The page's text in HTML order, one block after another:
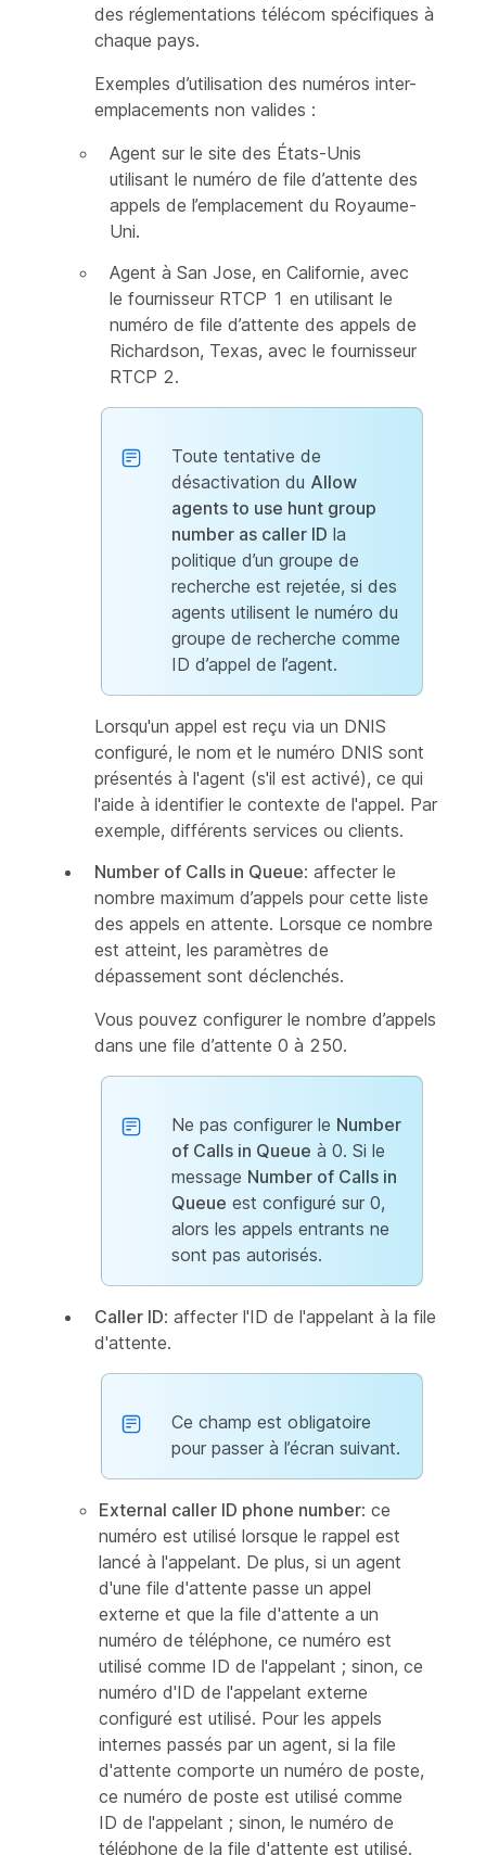
des réglementations télécom spécifiques à
chaque pays.
Exemples d’utilisation des numéros inter-
emplacements non valides :
Agent sur le site des États-Unis
utilisant le numéro de file d’attente des
appels de l’emplacement du Royaume-
Uni.
Agent à San Jose, en Californie, avec
le fournisseur RTCP 1 en utilisant le
numéro de file d’attente des appels de
Richardson, Texas, avec le fournisseur
RTCP 2.
Toute tentative de
désactivation du Allow
agents to use hunt group
number as caller ID la
politique d’un groupe de
recherche est rejetée, si des
agents utilisent le numéro du
groupe de recherche comme
ID d’appel de l’agent.
Lorsqu'un appel est reçu via un DNIS
configuré, le nom et le numéro DNIS sont
présentés à l'agent (s'il est activé), ce qui
l'aide à identifier le contexte de l'appel. Par
exemple, différents services ou clients.
Number of Calls in Queue: affecter le
nombre maximum d’appels pour cette liste
des appels en attente. Lorsque ce nombre
est atteint, les paramètres de
dépassement sont déclenchés.
Vous pouvez configurer le nombre d’appels
dans une file d’attente 0 à 250.
Ne pas configurer le Number
of Calls in Queue à 0. Si le
message Number of Calls in
Queue est configuré sur 0,
alors les appels entrants ne
sont pas autorisés.
Caller ID: affecter l'ID de l'appelant à la file
d'attente.
Ce champ est obligatoire
pour passer à l’écran suivant.
External caller ID phone number: ce
numéro est utilisé lorsque le rappel est
lancé à l'appelant. De plus, si un agent
d'une file d'attente passe un appel
externe et que la file d'attente a un
numéro de téléphone, ce numéro est
utilisé comme ID de l'appelant ; sinon, ce
numéro d'ID de l'appelant externe
configuré est utilisé. Pour les appels
internes passés par un agent, si la file
d'attente comporte un numéro de poste,
ce numéro de poste est utilisé comme
ID de l'appelant ; sinon, le numéro de
téléphone de la file d'attente est utilisé.